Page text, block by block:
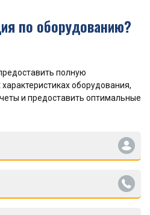
по оборудованию?
полную
оборудования,
и предоставить оптимальные